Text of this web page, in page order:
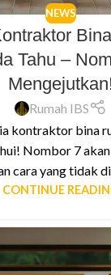
NEWS
Tahu –
Mengejutkan!
Rumah IBS
kontraktor bina
Nombor 7
cara yang tidak
CONTINUE